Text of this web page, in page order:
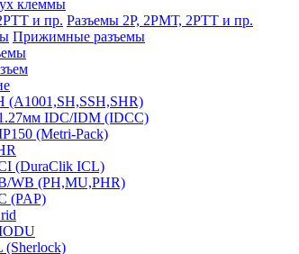
клеммы
Разъемы 2Р, 2РМТ, 2РТТ и пр.
Прижимные разъемы
(A1001,SH,SSH,SHR)
IDC/IDM (IDCC)
(Metri-Pack)
(DuraClik ICL)
WB (PH,MU,PHR)
(PAP)
(Sherlock)